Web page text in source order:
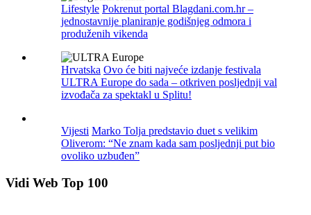
Lifestyle Pokrenut portal Blagdani.com.hr –
jednostavnije planiranje godišnjeg odmora i
produženih vikenda
Hrvatska Ovo će biti najveće izdanje festivala
ULTRA Europe do sada – otkriven posljednji val
izvođača za spektakl u Splitu!
Vijesti Marko Tolja predstavio duet s velikim
Oliverom: “Ne znam kada sam posljednji put bio
ovoliko uzbuđen”
Vidi Web Top 100